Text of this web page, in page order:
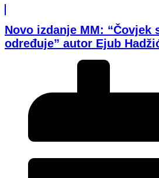
Novo izdanje MM: “Čovjek
određuje” autor Ejub